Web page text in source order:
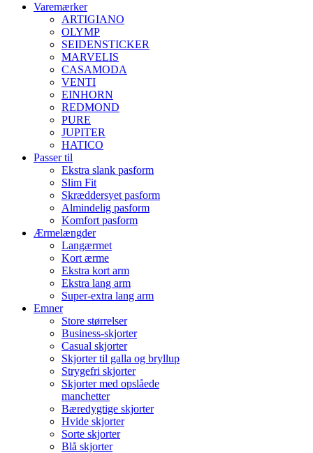
Varemærker
ARTIGIANO
OLYMP
SEIDENSTICKER
MARVELIS
CASAMODA
VENTI
EINHORN
REDMOND
PURE
JUPITER
HATICO
Passer til
Ekstra slank pasform
Slim Fit
Skræddersyet pasform
Almindelig pasform
Komfort pasform
Ærmelængder
Langærmet
Kort ærme
Ekstra kort arm
Ekstra lang arm
Super-extra lang arm
Emner
Store størrelser
Business-skjorter
Casual skjorter
Skjorter til galla og bryllup
Strygefri skjorter
Skjorter med opslåede
manchetter
Bæredygtige skjorter
Hvide skjorter
Sorte skjorter
Blå skjorter